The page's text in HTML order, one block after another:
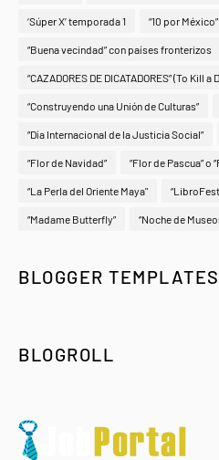
‘Súper X’ temporada 1 “10 por México”
“Buena vecindad” con países fronterizos
“CAZADORES DE DICATADORES” (To Kill
“Construyendo una Unión de Culturas”
“Día Internacional de la Justicia Social”
“Flor de Navidad” “Flor de Pascua” o
“La Perla del Oriente Maya"
“Madame Butterfly” “Noche de
BLOGGER TEMPLATES
BLOGROLL